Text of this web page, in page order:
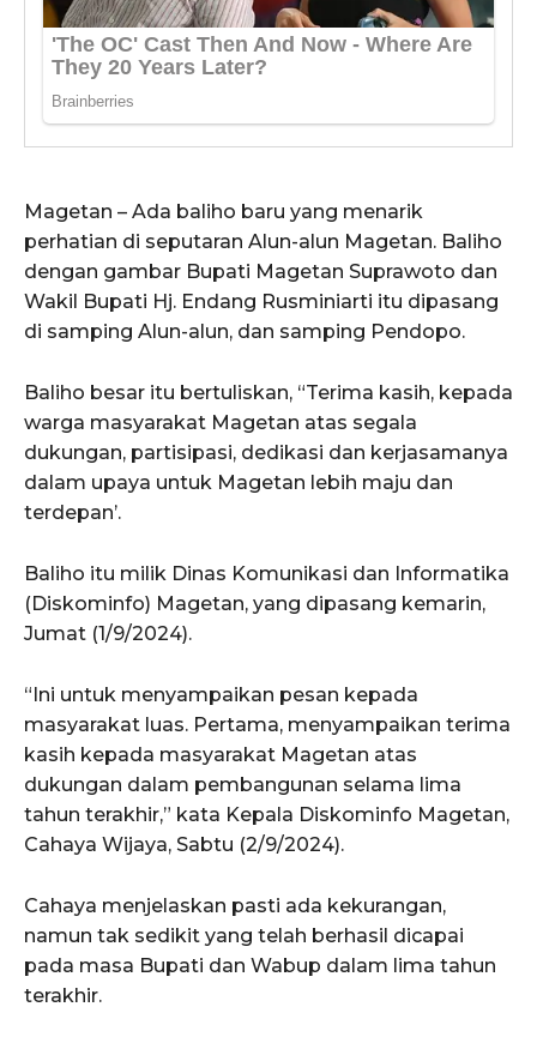
Magetan – Ada baliho baru yang menarik
perhatian di seputaran Alun-alun Magetan. Baliho
dengan gambar Bupati Magetan Suprawoto dan
Wakil Bupati Hj. Endang Rusminiarti itu dipasang
di samping Alun-alun, dan samping Pendopo.
Baliho besar itu bertuliskan, “Terima kasih, kepada
warga masyarakat Magetan atas segala
dukungan, partisipasi, dedikasi dan kerjasamanya
dalam upaya untuk Magetan lebih maju dan
terdepan’.
Baliho itu milik Dinas Komunikasi dan Informatika
(Diskominfo) Magetan, yang dipasang kemarin,
Jumat (1/9/2024).
“Ini untuk menyampaikan pesan kepada
masyarakat luas. Pertama, menyampaikan terima
kasih kepada masyarakat Magetan atas
dukungan dalam pembangunan selama lima
tahun terakhir,” kata Kepala Diskominfo Magetan,
Cahaya Wijaya, Sabtu (2/9/2024).
Cahaya menjelaskan pasti ada kekurangan,
namun tak sedikit yang telah berhasil dicapai
pada masa Bupati dan Wabup dalam lima tahun
terakhir.